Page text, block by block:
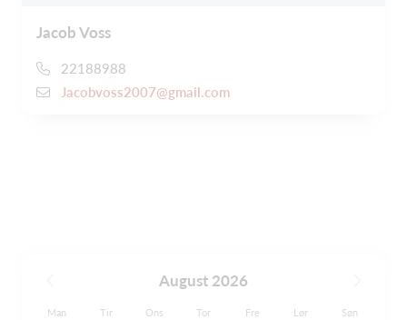
Jacob Voss
22188988
Jacobvoss2007@gmail.com
August 2026
Man Tir Ons Tor Fre Lør Søn